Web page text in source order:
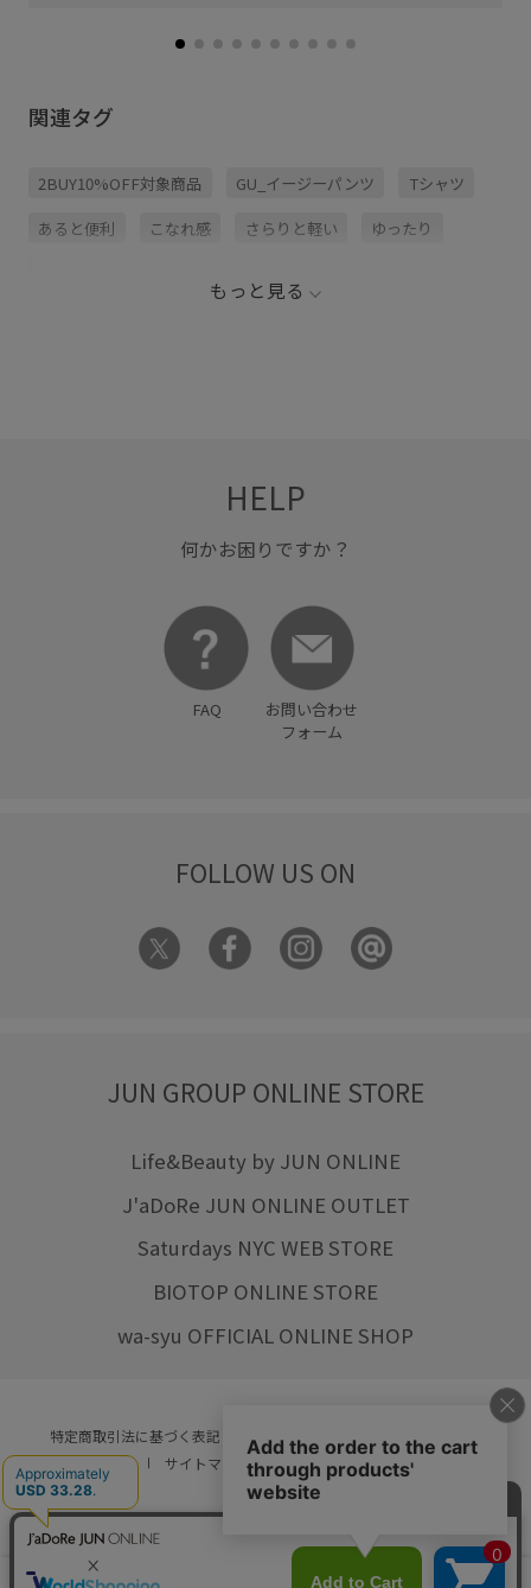
関連タグ
2BUY10%OFF対象商品 GU_イージーパンツ Tシャツ
あると便利 こなれ感 さらりと軽い ゆったり
もっと見る
HELP
何かお困りですか？
FAQ
お問い合わせ
フォーム
FOLLOW US ON
JUN GROUP ONLINE STORE
Life&Beauty by JUN ONLINE
J'aDoRe JUN ONLINE OUTLET
Saturdays NYC WEB STORE
BIOTOP ONLINE STORE
wa-syu OFFICIAL ONLINE SHOP
特定商取引法に基づく表記 プライバシーポリシー
ご利用規約
サイトマップ リクルート ご利用ガイド
© JUN CO.,LTD. ALL RIGHTS RESERVED.